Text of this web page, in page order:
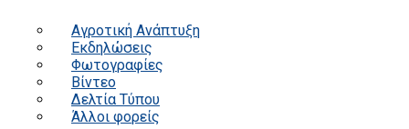
Αγροτική Ανάπτυξη
Εκδηλώσεις
Φωτογραφίες
Βίντεο
Δελτία Τύπου
Άλλοι φορείς